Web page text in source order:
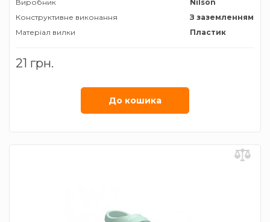
Виробник
Nilson
Конструктивне виконання
З заземленням
Матеріал вилки
Пластик
21 грн.
До кошика